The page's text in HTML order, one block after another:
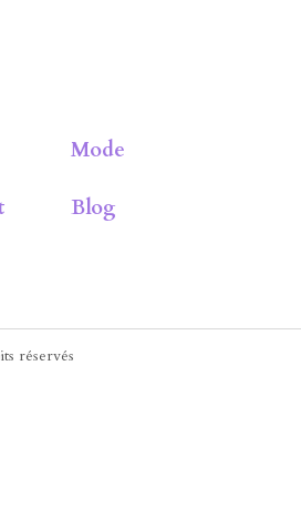
Mode
Blog
réservés